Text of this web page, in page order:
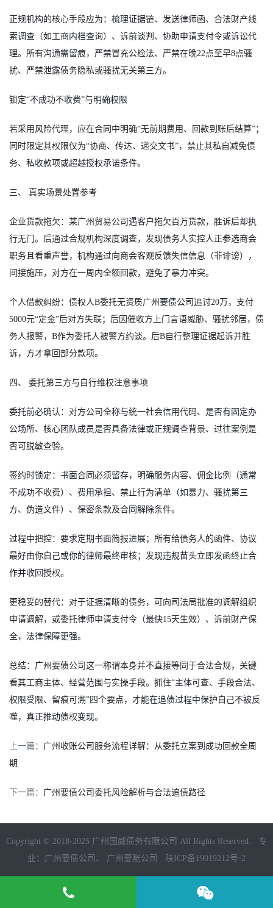
正规机构的核心手段应为：梳理证据链、发送律师函、合法财产线
索调查（如工商内档查询）、诉前谈判、协助申请支付令或诉讼代
理。所有沟通需留痕，严禁冒充公检法、严禁在晚22点至早8点骚
扰、严禁泄露债务隐私或骚扰无关第三方。
锁定“不成功不收费”与明确权限
若采用风险代理，应在合同中明确“无前期费用、回款到账后结算”；
同时限定其权限仅为“协商、传达、递交文书”，禁止其私自减免债
务、私收款项或超越授权承诺条件。
三、 真实场景处置参考
企业货款拖欠：某广州贸易公司遇客户拖欠百万货款，胜诉后却执
行无门。后通过合规机构深度调查，发现债务人实控人正参选商会
职务且看重声誉，机构通过向商会客观反馈失信信息（非诽谤），
间接施压，对方在一周内全额回款，避免了暴力冲突。
个人借款纠纷：债权人B委托无资质广州要债公司追讨20万，支付
5000元“定金”后对方失联；后因催收方上门言语威胁、骚扰邻居，债
务人报警，B作为委托人被警方约谈。后B自行整理证据起诉并胜
诉，方才拿回部分款项。
四、 委托第三方与自行维权注意事项
委托前必确认：对方公司全称与统一社会信用代码、是否有固定办
公场所、核心团队成员是否具备法律或正规调查背景、过往案例是
否可脱敏查验。
签约时锁定：书面合同必须留存，明确服务内容、佣金比例（通常
不成功不收费）、费用承担、禁止行为清单（如暴力、骚扰第三
方、伪造文件）、保密条款及合同解除条件。
过程中把控：要求定期书面简报进展；所有给债务人的函件、协议
最好由你自己或你的律师最终审核；发现违规苗头立即发函终止合
作并收回授权。
更稳妥的替代：对于证据清晰的债务，可向司法局批准的调解组织
申请调解，或委托律师申请支付令（最快15天生效）、诉前财产保
全，法律保障更强。
总结：广州要债公司这一称谓本身并不直接等同于合法合规，关键
看其工商主体、经营范围与实操手段。抓住“主体可查、手段合法、
权限受限、留痕可溯”四个要点，才能在追债过程中保护自己不被反
噬，真正推动债权变现。
上一篇： 广州收账公司服务流程详解：从委托立案到成功回款全周
期
下一篇： 广州要债公司委托风险解析与合法追债路径
Copyright © 2018-2025 广州国威债务有限公司 All Rights Reserved. 专
业： 广州要债公司 、 广州要账公司 陕ICP备19019212号-2